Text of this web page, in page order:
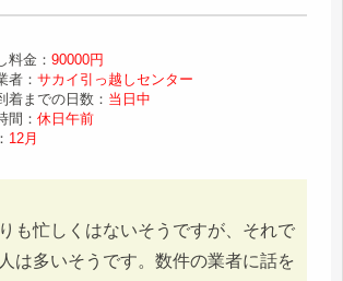
料金：90000円
者：サカイ引っ越しセンター
着までの日数： 当日中
間：休日午前
12月
も忙しくはないそうですが、それで
は多いそうです。数件の業者に話を